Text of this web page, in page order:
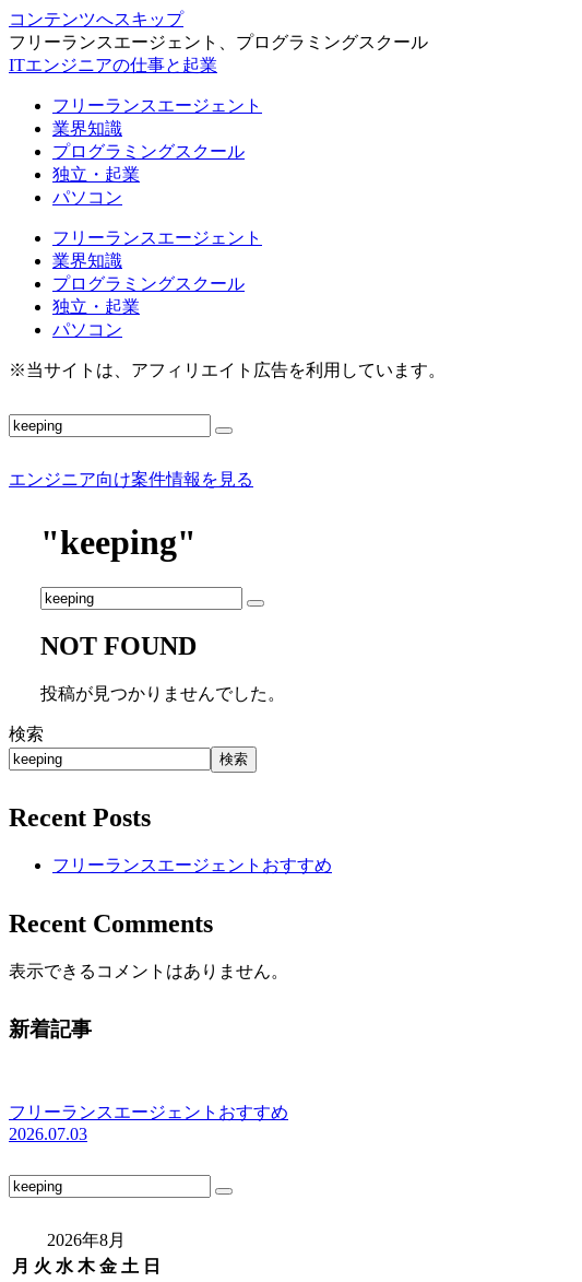
コンテンツへスキップ
フリーランスエージェント、プログラミングスクール
ITエンジニアの仕事と起業
フリーランスエージェント
業界知識
プログラミングスクール
独立・起業
パソコン
フリーランスエージェント
業界知識
プログラミングスクール
独立・起業
パソコン
※当サイトは、アフィリエイト広告を利用しています。
エンジニア向け案件情報を見る
"keeping"
NOT FOUND
投稿が見つかりませんでした。
検索
検索
Recent Posts
フリーランスエージェントおすすめ
Recent Comments
表示できるコメントはありません。
新着記事
フリーランスエージェントおすすめ
2026.07.03
2026年8月
月 火 水 木 金 土 日